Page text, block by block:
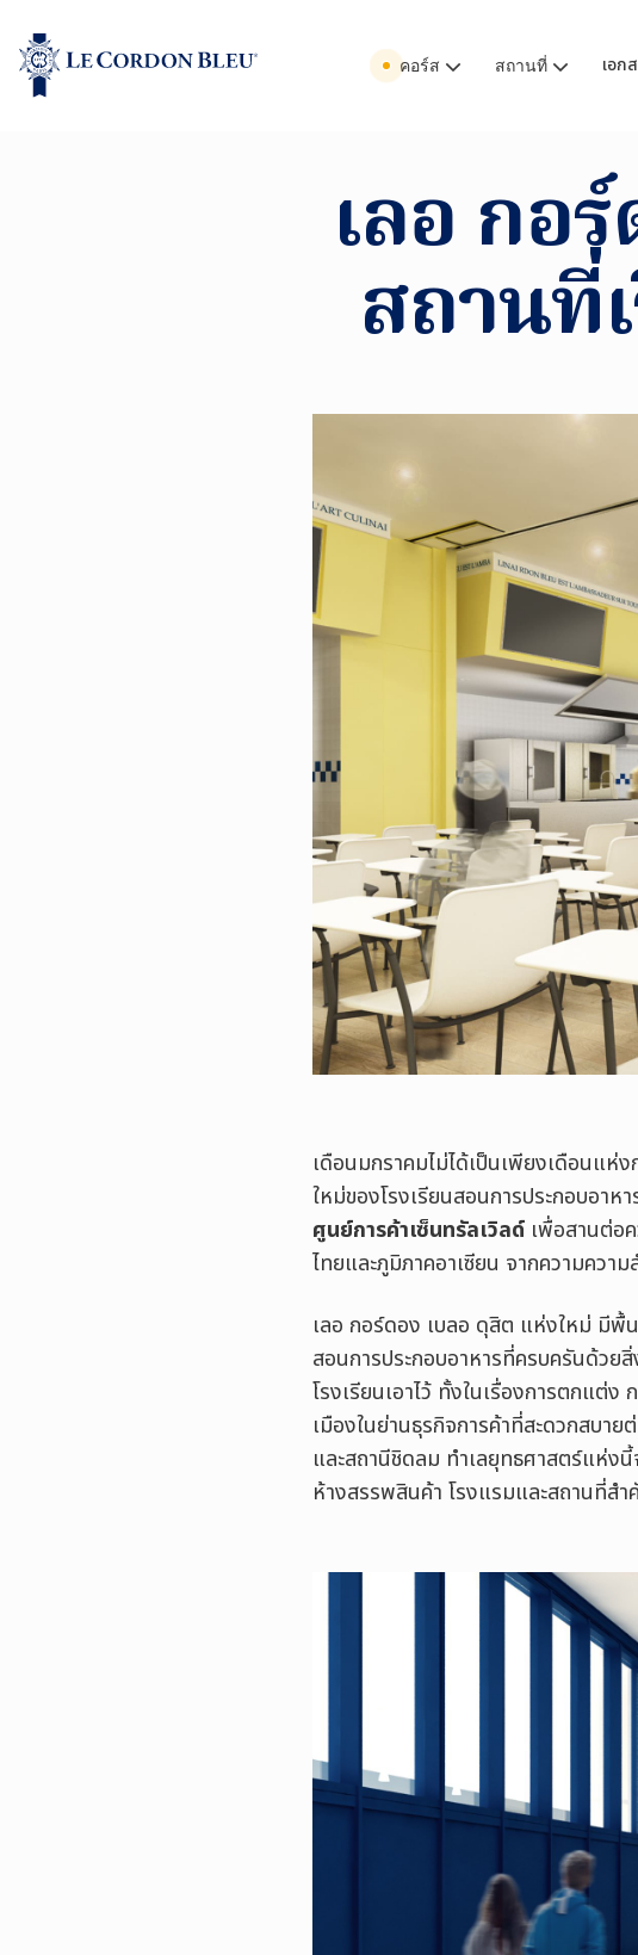
คอร์ส สถานที่ เอก
เลอ กอ
สถานที่
เดือนมกราคมไม่ได้เป็นเพียงเดือนแห่
ใหม่ของโรงเรียนสอนการประกอบอา
ศูนย์การค้าเซ็นทรัลเวิลด์ เพื่อสานต่อ
ไทยและภูมิภาคอาเซียน จากความควา
เลอ กอร์ดอง เบลอ ดุสิต แห่งใหม่ มีพื้
สอนการประกอบอาหารที่ครบครันด้วย
โรงเรียนเอาไว้ ทั้งในเรื่องการตกแต่
เมืองในย่านธุรกิจการค้าที่สะดวกสบา
และสถานีชิดลม ทำเลยุทธศาสตร์แห่ง
ห้างสรรพสินค้า โรงแรมและสถานที่ส